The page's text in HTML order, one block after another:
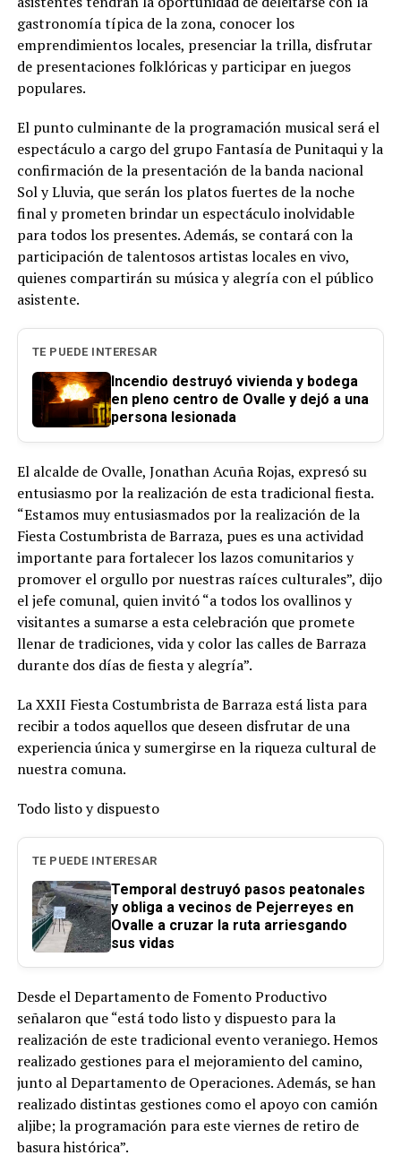
gastronomía típica de la zona, conocer los
emprendimientos locales, presenciar la trilla, disfrutar
de presentaciones folklóricas y participar en juegos
populares.
El punto culminante de la programación musical será el
espectáculo a cargo del grupo Fantasía de Punitaqui y la
confirmación de la presentación de la banda nacional
Sol y Lluvia, que serán los platos fuertes de la noche
final y prometen brindar un espectáculo inolvidable
para todos los presentes. Además, se contará con la
participación de talentosos artistas locales en vivo,
quienes compartirán su música y alegría con el público
asistente.
TE PUEDE INTERESAR
Incendio destruyó vivienda y bodega
en pleno centro de Ovalle y dejó a una
persona lesionada
El alcalde de Ovalle, Jonathan Acuña Rojas, expresó su
entusiasmo por la realización de esta tradicional fiesta.
“Estamos muy entusiasmados por la realización de la
Fiesta Costumbrista de Barraza, pues es una actividad
importante para fortalecer los lazos comunitarios y
promover el orgullo por nuestras raíces culturales”, dijo
el jefe comunal, quien invitó “a todos los ovallinos y
visitantes a sumarse a esta celebración que promete
llenar de tradiciones, vida y color las calles de Barraza
durante dos días de fiesta y alegría”.
La XXII Fiesta Costumbrista de Barraza está lista para
recibir a todos aquellos que deseen disfrutar de una
experiencia única y sumergirse en la riqueza cultural de
nuestra comuna.
Todo listo y dispuesto
TE PUEDE INTERESAR
Temporal destruyó pasos peatonales
y obliga a vecinos de Pejerreyes en
Ovalle a cruzar la ruta arriesgando
sus vidas
Desde el Departamento de Fomento Productivo
señalaron que “está todo listo y dispuesto para la
realización de este tradicional evento veraniego. Hemos
realizado gestiones para el mejoramiento del camino,
junto al Departamento de Operaciones. Además, se han
realizado distintas gestiones como el apoyo con camión
aljibe; la programación para este viernes de retiro de
basura histórica”.